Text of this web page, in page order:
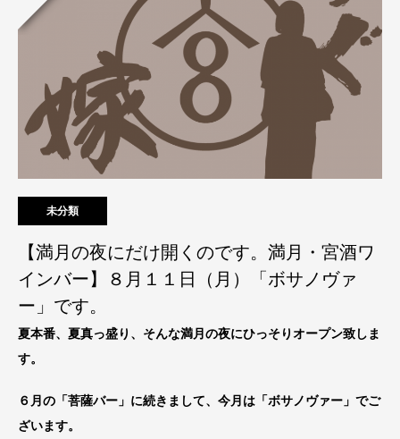
未分類
【満月の夜にだけ開くのです。満月・宮酒ワ
インバー】８月１１日（月）「ボサノヴァ
ー」です。
夏本番、夏真っ盛り、そんな満月の夜にひっそりオープン致しま
す。
６月の「菩薩バー」に続きまして、今月は「ボサノヴァー」でご
ざいます。